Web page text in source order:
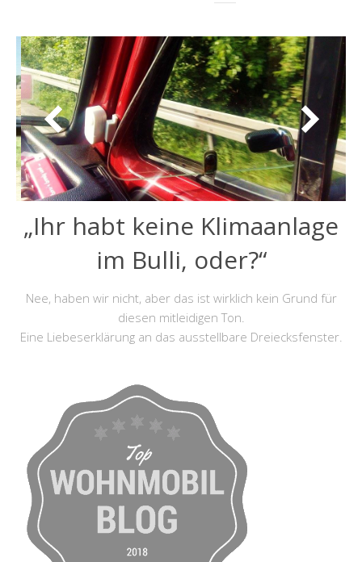
„Ihr habt keine Klimaanlage
im Bulli, oder?“
Nee, haben wir nicht, aber das ist wirklich kein Grund für
diesen mitleidigen Ton.
Eine Liebeserklärung an das ausstellbare Dreiecksfenster.